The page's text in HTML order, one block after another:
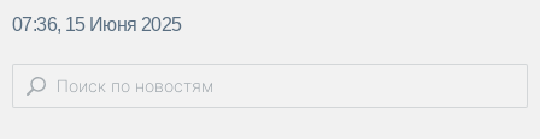
07:36, 15 Июня 2025